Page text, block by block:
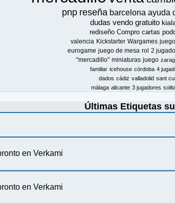
pnp reseña barcelona ayuda
dudas vendo gratuito
rediseño Compro cartas
valencia Kickstarter Wargames
eurogame juego de mesa rol 2
"mercadillo" miniaturas juego
familiar icehouse córdoba 4
dados cádiz valladolid sant
málaga alicante 3 jugadores
Últimas Etiquetas
en Verkami
en Verkami